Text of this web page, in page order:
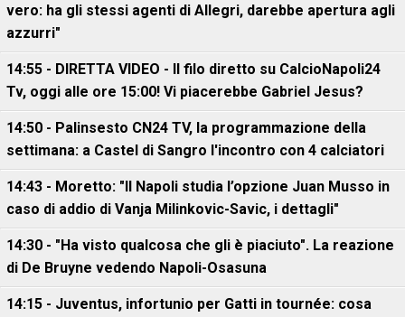
vero: ha gli stessi agenti di Allegri, darebbe apertura agli
azzurri"
14:55 - DIRETTA VIDEO - Il filo diretto su CalcioNapoli24
Tv, oggi alle ore 15:00! Vi piacerebbe Gabriel Jesus?
14:50 - Palinsesto CN24 TV, la programmazione della
settimana: a Castel di Sangro l'incontro con 4 calciatori
14:43 - Moretto: "Il Napoli studia l’opzione Juan Musso in
caso di addio di Vanja Milinkovic-Savic, i dettagli"
14:30 - "Ha visto qualcosa che gli è piaciuto". La reazione
di De Bruyne vedendo Napoli-Osasuna
14:15 - Juventus, infortunio per Gatti in tournée: cosa